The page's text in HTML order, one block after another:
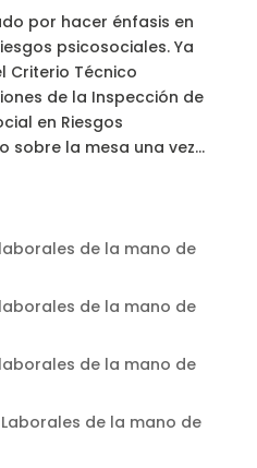
por hacer énfasis en
psicosociales. Ya
Criterio Técnico
de la Inspección de
en Riesgos
sobre la mesa una vez...
de la mano de
de la mano de
de la mano de
de la mano de